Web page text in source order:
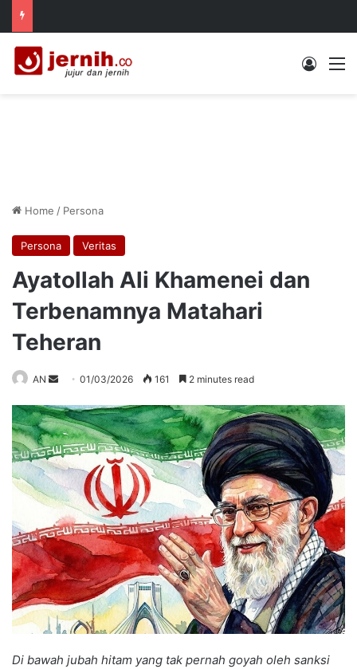
Log In
Home / Persona
Persona Veritas
Ayatollah Ali Khamenei dan
Terbenamnya Matahari
Teheran
AN
Send
email
01/03/2026 161 2 minutes read
Di bawah jubah hitam yang tak pernah goyah oleh sanksi